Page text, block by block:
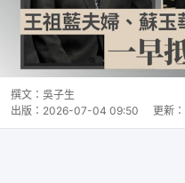
撰文： 吳子生
出版： 2026-07-04 09:50 更新：